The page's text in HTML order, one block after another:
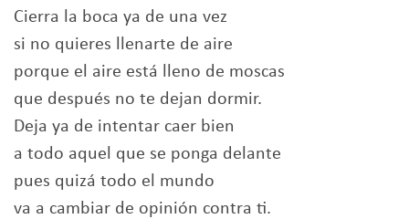
Cierra la boca ya de una vez
si no quieres llenarte de aire
porque el aire está lleno de moscas
que después no te dejan dormir.
Deja ya de intentar caer bien
a todo aquel que se ponga delante
pues quizá todo el mundo
va a cambiar de opinión contra ti.